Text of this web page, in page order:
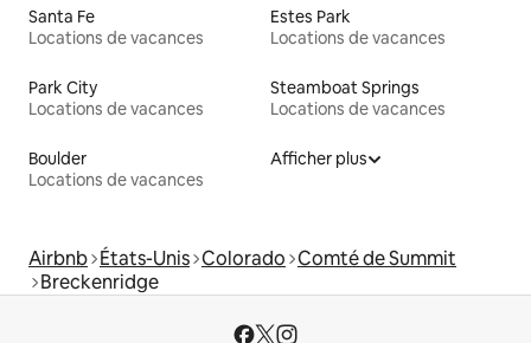
Santa Fe
Locations de vacances
Estes Park
Locations de vacances
Park City
Locations de vacances
Steamboat Springs
Locations de vacances
Boulder
Locations de vacances
Afficher plus
Airbnb États-Unis Colorado Comté de Summit
Breckenridge